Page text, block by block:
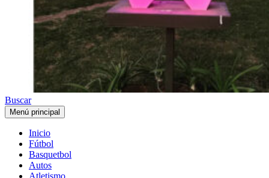
Buscar
Menú principal
Inicio
Fútbol
Basquetbol
Autos
Atletismo